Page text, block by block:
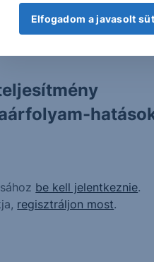
be kell jelentkeznie.
regisztráljon most.
Elfogadom a javasolt